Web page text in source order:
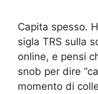
Capita spesso.
sigla TRS sulla
online, e pensi
snob per dire
momento di